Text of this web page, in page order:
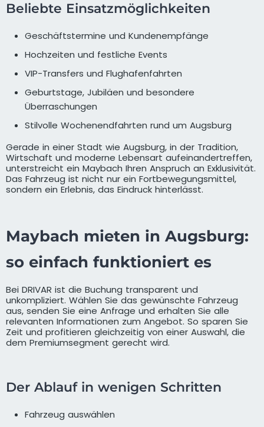
Beliebte Einsatzmöglichkeiten
Geschäftstermine und Kundenempfänge
Hochzeiten und festliche Events
VIP-Transfers und Flughafenfahrten
Geburtstage, Jubiläen und besondere
Überraschungen
Stilvolle Wochenendfahrten rund um Augsburg
Gerade in einer Stadt wie Augsburg, in der Tradition,
Wirtschaft und moderne Lebensart aufeinandertreffen,
unterstreicht ein Maybach Ihren Anspruch an Exklusivität.
Das Fahrzeug ist nicht nur ein Fortbewegungsmittel,
sondern ein Erlebnis, das Eindruck hinterlässt.
Maybach mieten in Augsburg:
so einfach funktioniert es
Bei DRIVAR ist die Buchung transparent und
unkompliziert. Wählen Sie das gewünschte Fahrzeug
aus, senden Sie eine Anfrage und erhalten Sie alle
relevanten Informationen zum Angebot. So sparen Sie
Zeit und profitieren gleichzeitig von einer Auswahl, die
dem Premiumsegment gerecht wird.
Der Ablauf in wenigen Schritten
Fahrzeug auswählen